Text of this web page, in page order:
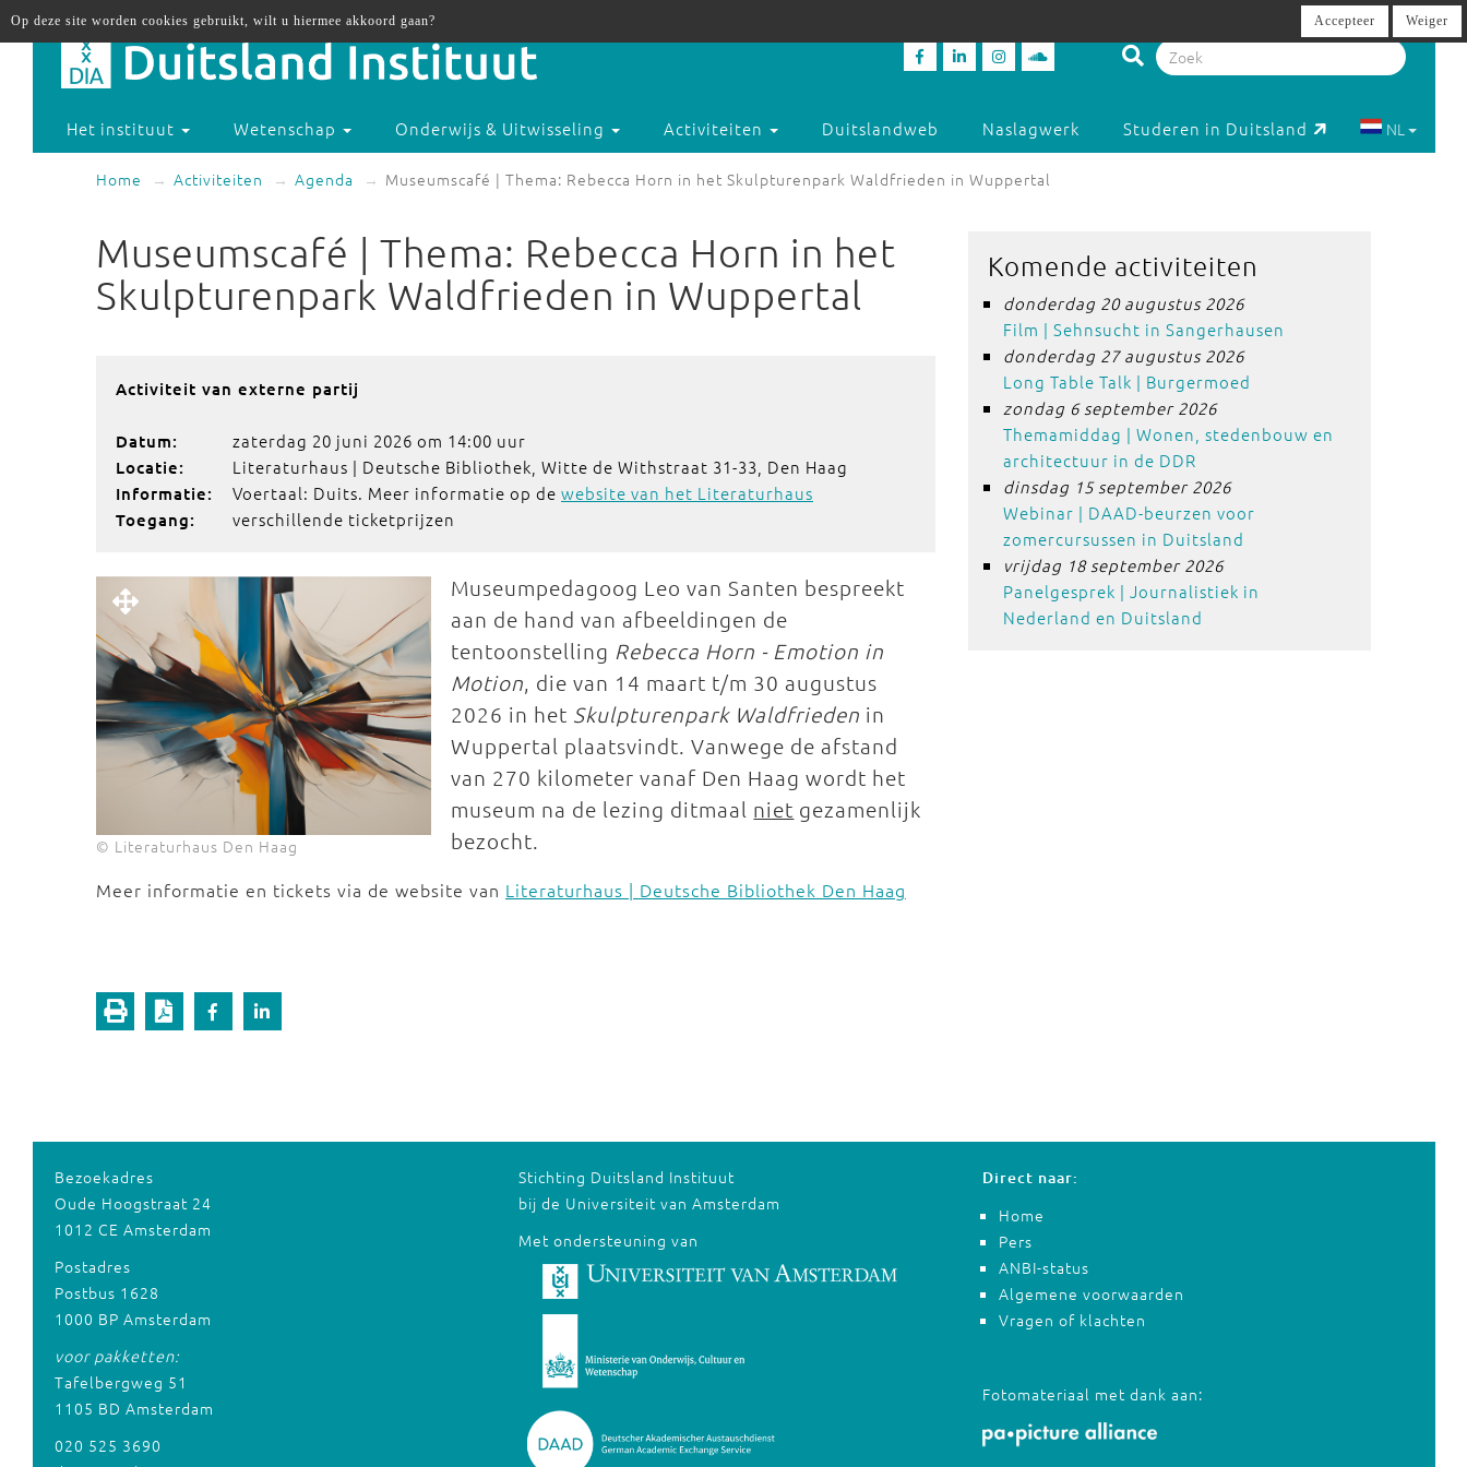
Het instituut Wetenschap Onderwijs & Uitwisseling Activiteiten Duitslandweb Naslagwerk Studeren in Duitsland NL
Home Activiteiten Agenda Museumscafé | Thema: Rebecca Horn in het Skulpturenpark Waldfrieden in Wuppertal
Museumscafé | Thema: Rebecca Horn in het
Skulpturenpark Waldfrieden in Wuppertal
Activiteit van externe partij
Datum: zaterdag 20 juni 2026 om 14:00 uur
Locatie: Literaturhaus | Deutsche Bibliothek, Witte de Withstraat 31-33, Den Haag
Informatie: Voertaal: Duits. Meer informatie op de website van het Literaturhaus
Toegang: verschillende ticketprijzen
© Literaturhaus Den Haag
Museumpedagoog Leo van Santen bespreekt
aan de hand van afbeeldingen de
tentoonstelling Rebecca Horn - Emotion in
Motion, die van 14 maart t/m 30 augustus
2026 in het Skulpturenpark Waldfrieden in
Wuppertal plaatsvindt. Vanwege de afstand
van 270 kilometer vanaf Den Haag wordt het
museum na de lezing ditmaal niet gezamenlijk
bezocht.
Meer informatie en tickets via de website van Literaturhaus | Deutsche Bibliothek Den Haag
Komende activiteiten
donderdag 20 augustus 2026
Film | Sehnsucht in Sangerhausen
donderdag 27 augustus 2026
Long Table Talk | Burgermoed
zondag 6 september 2026
Themamiddag | Wonen, stedenbouw en
architectuur in de DDR
dinsdag 15 september 2026
Webinar | DAAD-beurzen voor
zomercursussen in Duitsland
vrijdag 18 september 2026
Panelgesprek | Journalistiek in
Nederland en Duitsland
Bezoekadres
Oude Hoogstraat 24
1012 CE Amsterdam
Postadres
Postbus 1628
1000 BP Amsterdam
voor pakketten:
Tafelbergweg 51
1105 BD Amsterdam
020 525 3690
Stichting Duitsland Instituut
bij de Universiteit van Amsterdam
Met ondersteuning van
Direct naar:
Home
Pers
ANBI-status
Algemene voorwaarden
Vragen of klachten
Fotomateriaal met dank aan:
Op deze site worden cookies gebruikt, wilt u hiermee akkoord gaan? Accepteer Weiger